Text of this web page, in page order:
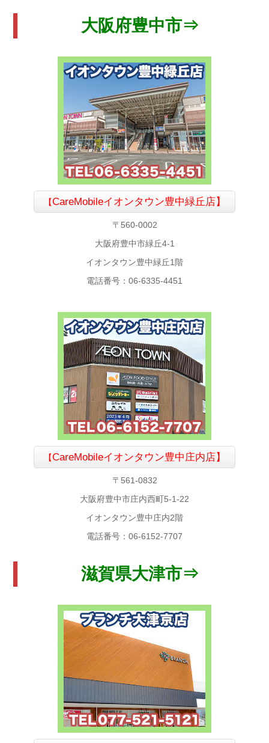
大阪府豊中市⇒
【CareMobileイオンタウン豊中緑丘店】
〒560-0002
大阪府豊中市緑丘4-1
イオンタウン豊中緑丘1階
電話番号：06-6335-4451
【CareMobileイオンタウン豊中庄内店】
〒561-0832
大阪府豊中市庄内西町5-1-22
イオンタウン豊中庄内2階
電話番号：06-6152-7707
滋賀県大津市⇒